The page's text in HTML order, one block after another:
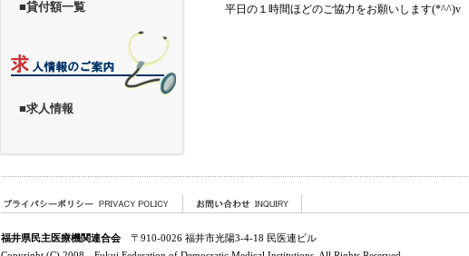
■貸付額一覧
■求人情報
平日の１時間ほどのご協力をお願いします(*^^)v
福井県民主医療機関連合会 〒910-0026 福井市光陽3-4-18 民医連ビル